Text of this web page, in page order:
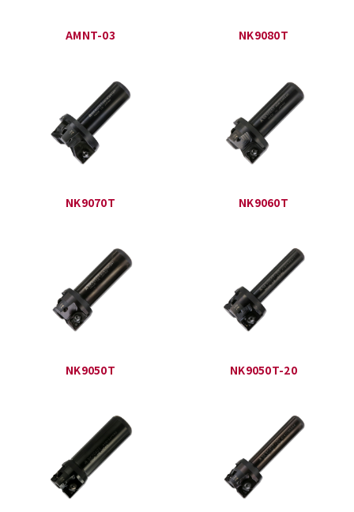
AMNT-03 NK9080T
NK9070T NK9060T
NK9050T NK9050T-20